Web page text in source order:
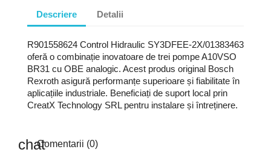
Descriere Detalii
R901558624 Control Hidraulic SY3DFEE-2X/01383463
oferă o combinație inovatoare de trei pompe A10VSO
BR31 cu OBE analogic. Acest produs original Bosch
Rexroth asigură performanțe superioare și fiabilitate în
aplicațiile industriale. Beneficiați de suport local prin
CreatX Technology SRL pentru instalare și întreținere.
Comentarii (0)